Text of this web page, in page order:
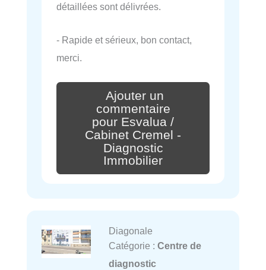
détaillées sont délivrées.
- Rapide et sérieux, bon contact,
merci.
Ajouter un
commentaire
pour Esvalua /
Cabinet Cremel -
Diagnostic
Immobilier
Diagonale
Catégorie : Centre de
diagnostic